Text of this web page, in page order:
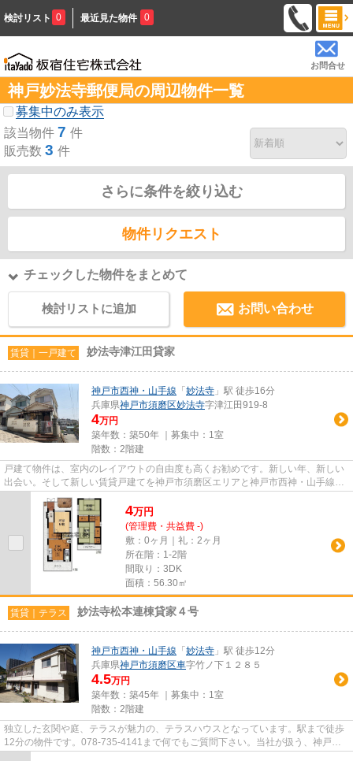
検討リスト 0 最近見た物件 0
お問合せ
神戸妙法寺郵便局の周辺物件一覧
募集中のみ表示
該当物件 7 件
販売数 3 件
さらに条件を絞り込む
物件リクエスト
チェックした物件をまとめて
検討リストに追加 お問い合わせ
賃貸｜一戸建て 妙法寺津江田貸家
神戸市西神・山手線 「 妙法寺 」駅 徒歩16分
兵庫県神戸市須磨区妙法寺字津江田919-8
4万円
築年数：築50年 ｜募集中： 1室
階数：2階建
戸建て物件は、室内のレイアウトの自由度も高くお勧めです。新しい年、新しい
出会い。そして新しい賃貸戸建てを神戸市須磨区エリアと神戸市西神・山手線妙
法寺付近で探しましょう。き...
4万円
(管理費・共益費 -)
敷：0ヶ月｜礼：2ヶ月
所在階：1-2階
間取り：3DK
面積：56.30㎡
賃貸｜テラス 妙法寺松本連棟貸家４号
神戸市西神・山手線 「 妙法寺 」駅 徒歩12分
兵庫県神戸市須磨区車字竹ノ下１２８５
4.5万円
築年数：築45年 ｜募集中： 1室
階数：2階建
独立した玄関や庭、テラスが魅力の、テラスハウスとなっています。駅まで徒歩
12分の物件です。078-735-4141まで何でもご質問下さい。当社が扱う、神戸市